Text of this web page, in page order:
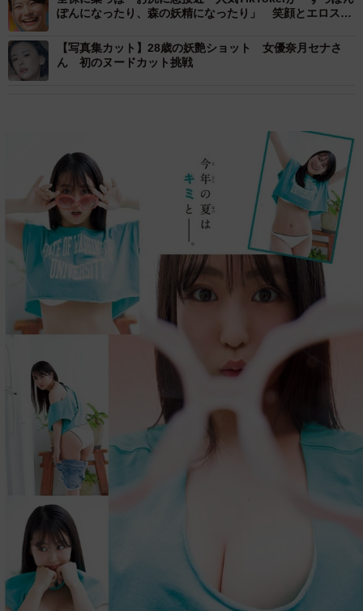
ぽんになったり、森の妖精になったり」 笑顔とエロス満
【写真集カット】28歳の妖艶ショット 女優奈月セナさ
ん 初のヌードカット挑戦